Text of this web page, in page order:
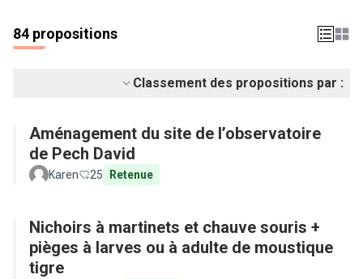
84 propositions
Classement des propositions par :
Aménagement du site de l’observatoire
de Pech David
Karen 25 Retenue
Nichoirs à martinets et chauve souris +
pièges à larves ou à adulte de moustique
tigre